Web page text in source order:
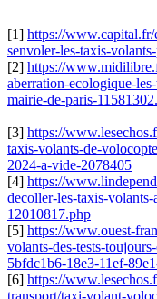
[1] https://
senvoler-les-taxis-
[2] https://
aberration-ecologique-
mairie-de-paris-
[3] https://
taxis-volants-de-
2024-a-vide-2078405
[4] https://
decoller-les-taxis-
12010817.php
[5] https://www.ouest-
volants-des-tests-
5bfdc1b6-18e3-11ef-
[6] https://
transport/taxi-volant-